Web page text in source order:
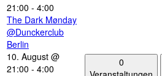
21:00 - 4:00
The Dark Mønday
@Dunckerclub
Berlin
10. August @
21:00 - 4:00
0